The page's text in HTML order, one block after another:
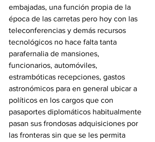
embajadas, una función propia de la
época de las carretas pero hoy con las
teleconferencias y demás recursos
tecnológicos no hace falta tanta
parafernalia de mansiones,
funcionarios, automóviles,
estrambóticas recepciones, gastos
astronómicos para en general ubicar a
políticos en los cargos que con
pasaportes diplomáticos habitualmente
pasan sus frondosas adquisiciones por
las fronteras sin que se les permita